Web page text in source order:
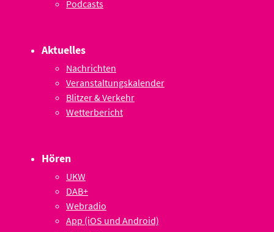
Podcasts
Aktuelles
Nachrichten
Veranstaltungskalender
Blitzer & Verkehr
Wetterbericht
Hören
UKW
DAB+
Webradio
App (iOS und Android)